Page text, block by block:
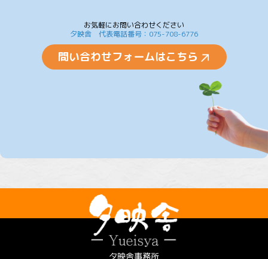
お気軽にお問い合わせください
夕映舎 代表電話番号：075-708-6776
問い合わせフォームはこちら
夕映舎事務所